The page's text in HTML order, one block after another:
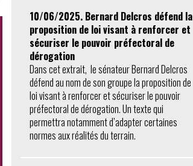
10/06/2025. Bernard Delcros défend la
proposition de loi visant à renforcer et
sécuriser le pouvoir préfectoral de
dérogation
Dans cet extrait, le sénateur Bernard Delcros
défend au nom de son groupe la proposition de
loi visant à renforcer et sécuriser le pouvoir
préfectoral de dérogation. Un texte qui
permettra notamment d’adapter certaines
normes aux réalités du terrain.